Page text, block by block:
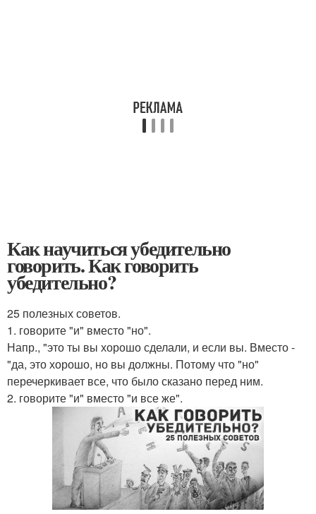
Как научиться убедительно
говорить. Как говорить
убедительно?
25 полезных советов.
1. говорите "и" вместо "но".
Напр., "это ты вы хорошо сделали, и если вы. Вместо -
"да, это хорошо, но вы должны. Потому что "но"
перечеркивает все, что было сказано перед ним.
2. говорите "и" вместо "и все же".